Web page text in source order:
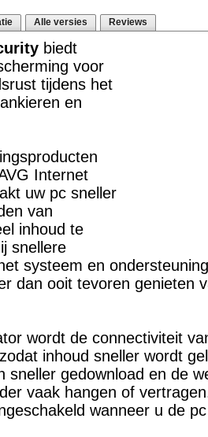
Alle versies Reviews
biedt
voor
tijdens het
en
Internet
uw pc sneller
van
inhoud te
snellere
systeem en
dan ooit tevoren genieten
wordt de connectiviteit
inhoud sneller wordt
sneller gedownload en de
vaak hangen of
wanneer u de